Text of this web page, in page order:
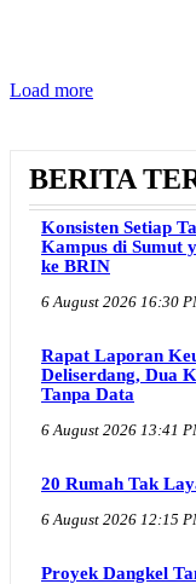
Load more
BERITA
Konsisten Setiap
Kampus di Sumut
ke BRIN
6 August 2026 16:30
Rapat Laporan
Deliserdang, Dua
Tanpa Data
6 August 2026 13:41
20 Rumah Tak
6 August 2026 12:15
Proyek Dangkel